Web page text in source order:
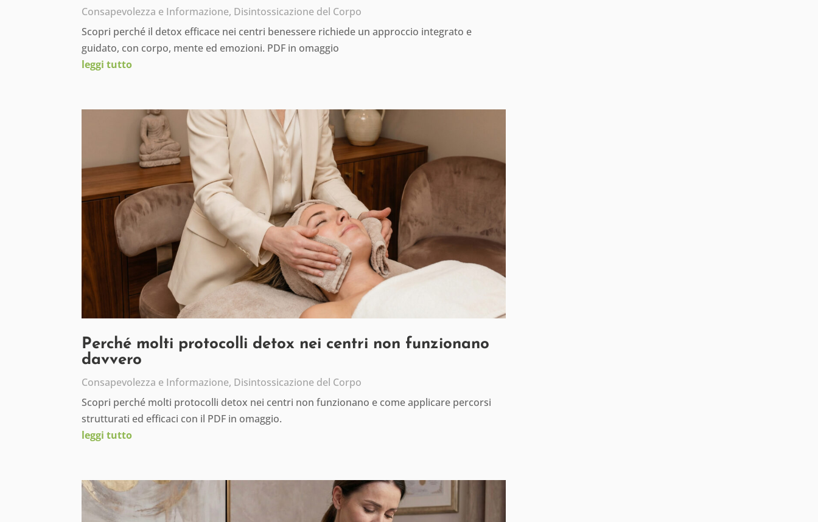
Consapevolezza e Informazione, Disintossicazione del Corpo
Scopri perché il detox efficace nei centri benessere richiede un approccio integrato e
guidato, con corpo, mente ed emozioni. PDF in omaggio
leggi tutto
Perché molti protocolli detox nei centri non funzionano
davvero
Consapevolezza e Informazione, Disintossicazione del Corpo
Scopri perché molti protocolli detox nei centri non funzionano e come applicare percorsi
strutturati ed efficaci con il PDF in omaggio.
leggi tutto